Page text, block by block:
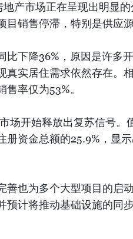
产市场正在呈现出明显
目销售停滞，特别是供应
比下降36%，原因是许多
真实居住需求依然存在。
率仅为53%。
场开始释放出复苏信号。
册资金总额的25.9%，显
善也为多个大型项目的启
预计将推动基础设施的同